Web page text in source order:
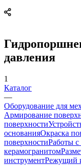
давления
1
Каталог
—
Оборудование для
Армирование
поверхности
основанияОкраска
поверхностиРаботы с
керамогранитом
инструментРежущий